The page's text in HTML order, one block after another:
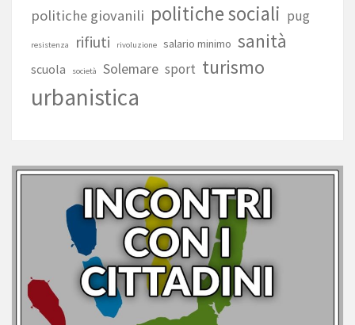
politiche giovanili politiche sociali pug
resistenza rifiuti rivoluzione salario minimo sanità
scuola società Solemare sport turismo
urbanistica